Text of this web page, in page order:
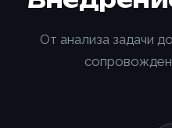
От анализа задачи